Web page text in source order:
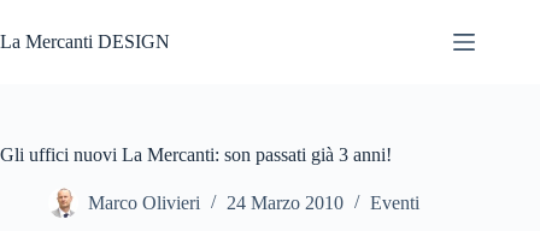
al
contenuto
La Mercanti DESIGN
Gli uffici nuovi La Mercanti: son passati già 3 anni!
Marco Olivieri 24 Marzo 2010 Eventi